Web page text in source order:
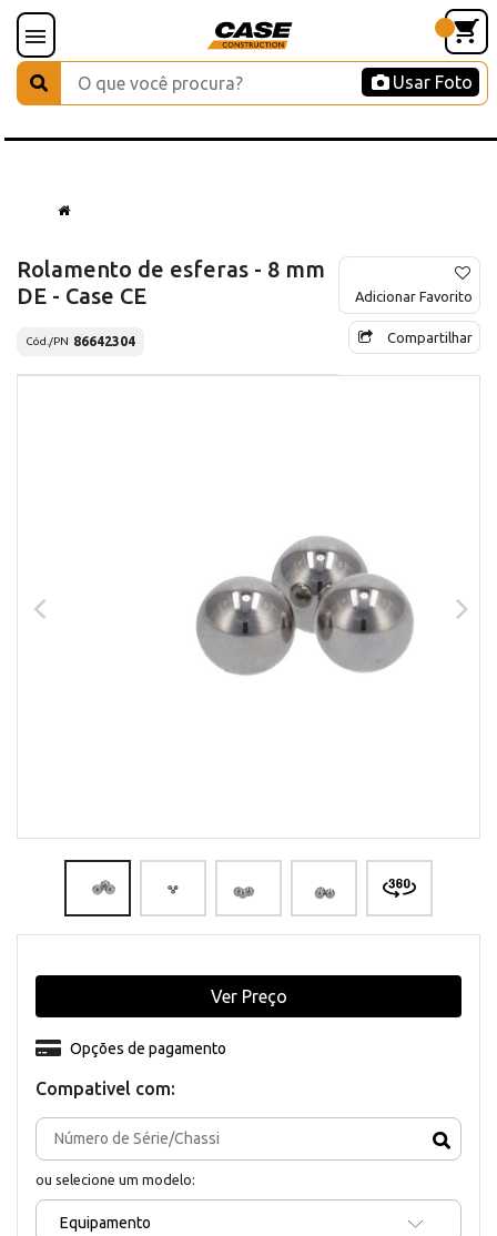
Usar Foto
Rolamento de esferas - 8 mm
DE - Case CE
Cód./PN 86642304
Adicionar Favorito
Compartilhar
Compativel com:
ou selecione um modelo:
Equipamento
Opções de pagamento
Ver Preço